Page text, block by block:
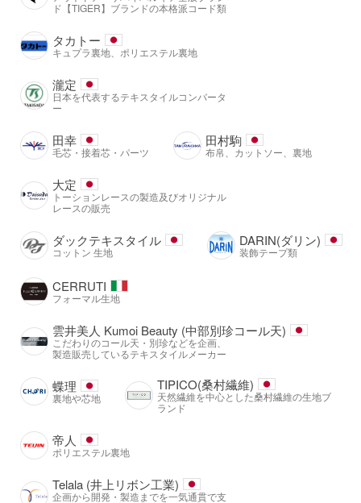
ド【TIGER】ブランドの本格派コード類
タカトー
キュプラ裏地、ポリエステル裏地
瀧定
日本を代表するテキスタイルコンバータ
ー
田幸
毛芯・接着芯・パーツ
田村駒
布帛、カットソー、裏地
大定
トーションレースの製造及びオリジナル
レースの販売
ダックテキスタイル
コットン 生地
DARIN(ダリン)
装飾テープ類
CERRUTI
フォーマル生地
雲井美人 Kumoi Beauty (中部別珍コール天)
こだわりのコール天・別珍などを企画、
製造販売しているテキスタイルメーカー
蝶理
裏地や芯地
TIPICO(桑村繊維)
天然繊維を中心とした桑村繊維の生地ブ
ランド
帝人
ポリエステル裏地
Telala (井上リボン工業)
企画から開発・製造までを一気通貫で支